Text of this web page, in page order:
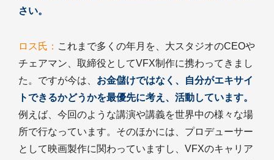
さい。
ロス氏： これまで多くの年月を、大スタジオのCEOや
チェアマン、取締役としてVFX制作に携わってきまし
た。ですが今は、 お金儲けではなく、自分がエキサイ
トできるかどうかを最優先に考え、活動しています。
例えば、今回のような講演や講義を世界中の様々な場
所で行なっています。そのほかには、プロデューサー
として映画製作に関わっていますし、VFXのキャリア